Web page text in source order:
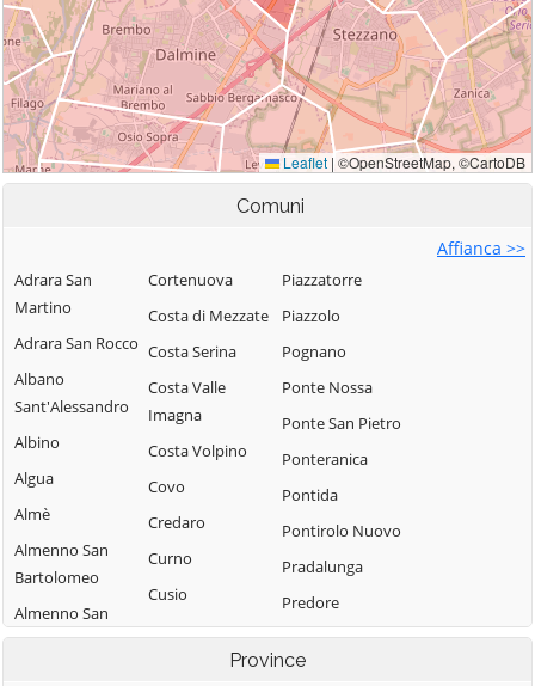
Comuni
Affianca >>
Adrara San
Martino
Adrara San Rocco
Albano
Sant'Alessandro
Albino
Algua
Almè
Almenno San
Bartolomeo
Almenno San
Salvatore
Cortenuova
Costa di Mezzate
Costa Serina
Costa Valle
Imagna
Costa Volpino
Covo
Credaro
Curno
Cusio
Dalmine
Piazzatorre
Piazzolo
Pognano
Ponte Nossa
Ponte San Pietro
Ponteranica
Pontida
Pontirolo Nuovo
Pradalunga
Predore
Premolo
Presezzo
Province